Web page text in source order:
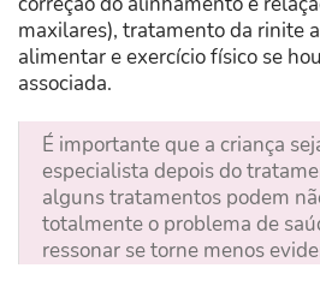
maxilares), tratamento da rinite
alimentar e exercício físico se
associada.
É importante que a criança
especialista depois do
alguns tratamentos podem
totalmente o problema de
ressonar se torne menos